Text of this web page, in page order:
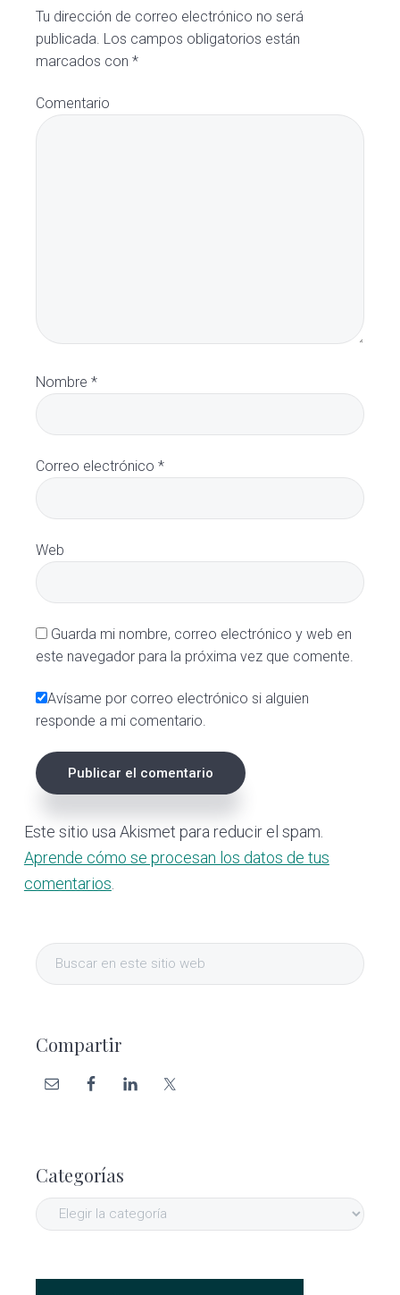
Tu dirección de correo electrónico no será
publicada. Los campos obligatorios están
marcados con*
Comentario
Nombre*
Correo electrónico*
Web
Guarda mi nombre, correo electrónico y web en
este navegador para la próxima vez que comente.
Avísame por correo electrónico si alguien
responde a mi comentario.
Este sitio usa Akismet para reducir el spam.
Aprende cómo se procesan los datos de tus
comentarios
Barra
lateral
Buscar
en
web
Compartir
Categorías
Categorías